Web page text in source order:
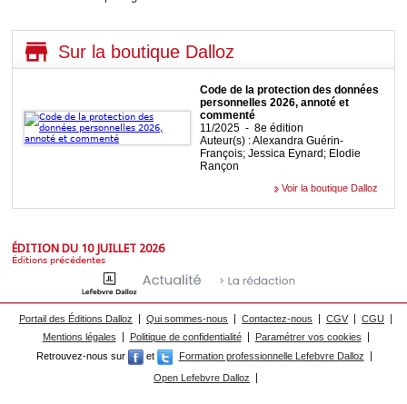
Sur la boutique Dalloz
Code de la protection des données
personnelles 2026, annoté et
commenté
11/2025 - 8e édition
Auteur(s) : Alexandra Guérin-
François; Jessica Eynard; Elodie
Rançon
Voir la boutique Dalloz
ÉDITION DU 10 JUILLET 2026
Éditions précédentes
Portail des Éditions Dalloz Qui sommes-nous Contactez-nous CGV
CGU
Mentions légales
Politique de confidentialité
Paramétrer vos cookies
Retrouvez-nous sur
et
Formation professionnelle Lefebvre Dalloz
Open Lefebvre Dalloz